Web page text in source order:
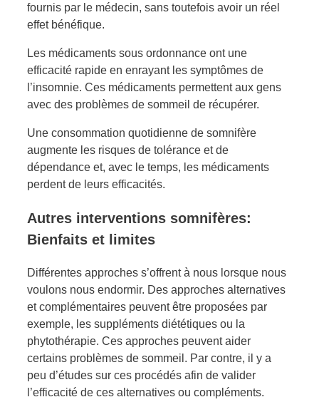
fournis par le médecin, sans toutefois avoir un réel
effet bénéfique.
Les médicaments sous ordonnance ont une
efficacité rapide en enrayant les symptômes de
l’insomnie. Ces médicaments permettent aux gens
avec des problèmes de sommeil de récupérer.
Une consommation quotidienne de somnifère
augmente les risques de tolérance et de
dépendance et, avec le temps, les médicaments
perdent de leurs efficacités.
Autres interventions somnifères:
Bienfaits et limites
Différentes approches s’offrent à nous lorsque nous
voulons nous endormir. Des approches alternatives
et complémentaires peuvent être proposées par
exemple, les suppléments diététiques ou la
phytothérapie. Ces approches peuvent aider
certains problèmes de sommeil. Par contre, il y a
peu d’études sur ces procédés afin de valider
l’efficacité de ces alternatives ou compléments.